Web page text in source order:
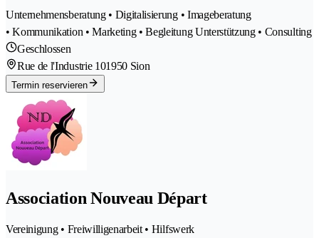
Unternehmensberatung • Digitalisierung • Imageberatung
• Kommunikation • Marketing • Begleitung Unterstützung • Consulting
Geschlossen
Rue de l'Industrie 101950 Sion
Termin reservieren
Association Nouveau Départ
Vereinigung • Freiwilligenarbeit • Hilfswerk